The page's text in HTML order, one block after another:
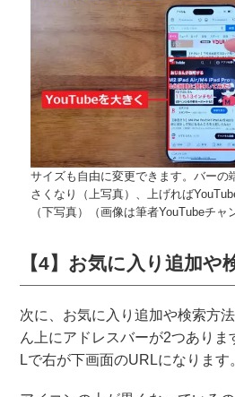
サイズも自由に変更できます。バーの
さくなり（上写真）、上げれば
（下写真）（画像は筆者YouTubeチャ
【4】お気に入り追加や
次に、お気に入り追加や検索方
ん上にアドレスバーが2つあり
Lで右が下画面のURLになります